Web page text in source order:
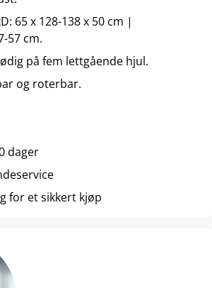
65 x 128-138 x 50 cm |
57 cm.
på fem lettgående hjul.
og roterbar.
dager
for et sikkert kjøp